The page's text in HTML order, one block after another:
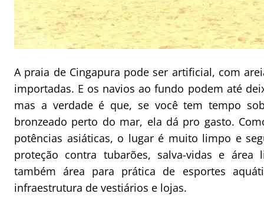
A praia de Cingapura pode ser artificial, com
importadas. E os navios ao fundo podem até
mas a verdade é que, se você tem tempo
bronzeado perto do mar, ela dá pro gasto.
potências asiáticas, o lugar é muito limpo e
proteção contra tubarões, salva-vidas e área
também área para prática de esportes
infraestrutura de vestiários e lojas.